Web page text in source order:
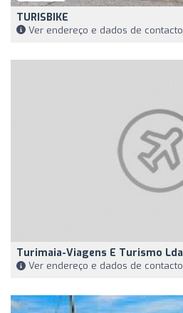
TURISBIKE
Ver endereço e dados de contacto
Turimaia-Viagens E Turismo Lda
Ver endereço e dados de contacto